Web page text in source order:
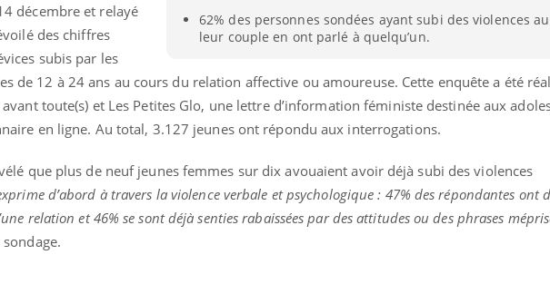
62% des personnes sondées ayant subi des violences
leur couple en ont parlé à quelqu’un.
décembre et relayé
des chiffres
subis par les
de 12 à 24 ans au cours du relation affective ou amoureuse. Cette enquête a été
avant toute(s) et Les Petites Glo, une lettre d’information féministe destinée aux
en ligne. Au total, 3.127 jeunes ont répondu aux interrogations.
que plus de neuf jeunes femmes sur dix avouaient avoir déjà subi des violences
d’abord à travers la violence verbale et psychologique : 47% des répondantes ont
relation et 46% se sont déjà senties rabaissées par des attitudes ou des phrases